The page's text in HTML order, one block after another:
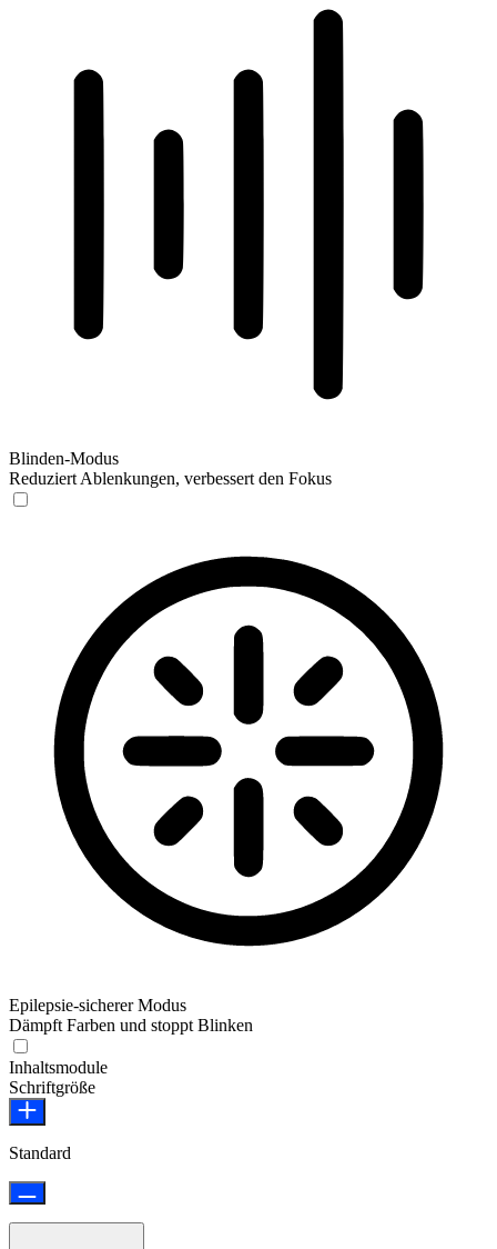
Blinden-Modus
Reduziert Ablenkungen, verbessert den Fokus
Epilepsie-sicherer Modus
Dämpft Farben und stoppt Blinken
Inhaltsmodule
Schriftgröße
Standard